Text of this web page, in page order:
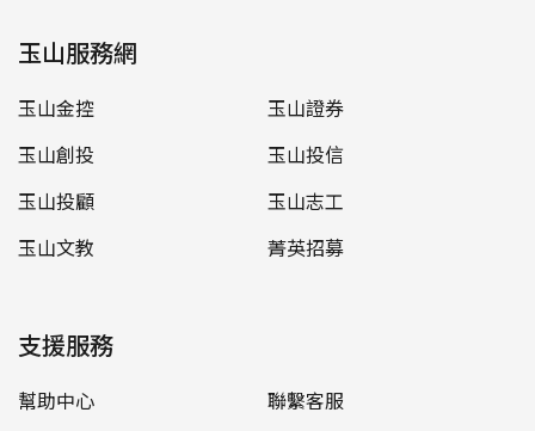
玉山服務網
玉山金控
玉山證券
玉山創投
玉山投信
玉山投顧
玉山志工
玉山文教
菁英招募
支援服務
幫助中心
聯繫客服